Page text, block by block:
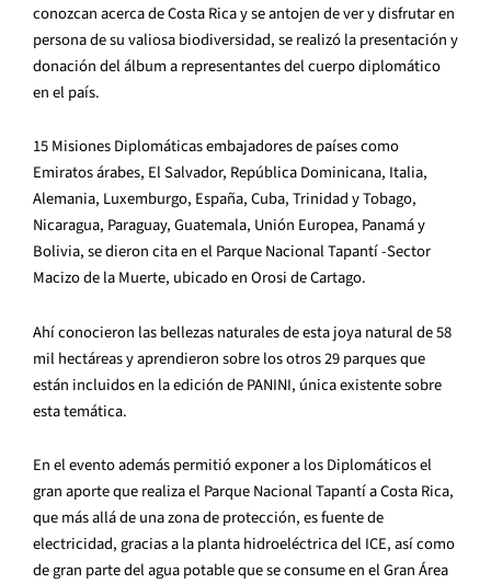
conozcan acerca de Costa Rica y se antojen de ver y disfrutar en
persona de su valiosa biodiversidad, se realizó la presentación y
donación del álbum a representantes del cuerpo diplomático
en el país.
15 Misiones Diplomáticas embajadores de países como
Emiratos árabes, El Salvador, República Dominicana, Italia,
Alemania, Luxemburgo, España, Cuba, Trinidad y Tobago,
Nicaragua, Paraguay, Guatemala, Unión Europea, Panamá y
Bolivia, se dieron cita en el Parque Nacional Tapantí -Sector
Macizo de la Muerte, ubicado en Orosi de Cartago.
Ahí conocieron las bellezas naturales de esta joya natural de 58
mil hectáreas y aprendieron sobre los otros 29 parques que
están incluidos en la edición de PANINI, única existente sobre
esta temática.
En el evento además permitió exponer a los Diplomáticos el
gran aporte que realiza el Parque Nacional Tapantí a Costa Rica,
que más allá de una zona de protección, es fuente de
electricidad, gracias a la planta hidroeléctrica del ICE, así como
de gran parte del agua potable que se consume en el Gran Área